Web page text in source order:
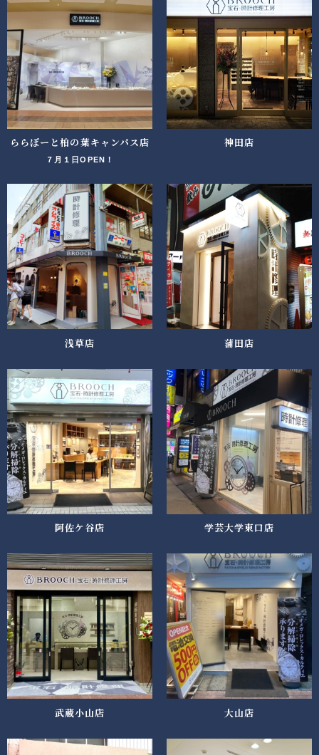
ららぽーと柏の葉キャンパス店
７月１日OPEN！
神田店
浅草店 蒲田店
阿佐ケ谷店 学芸大学東口店
武蔵小山店 大山店